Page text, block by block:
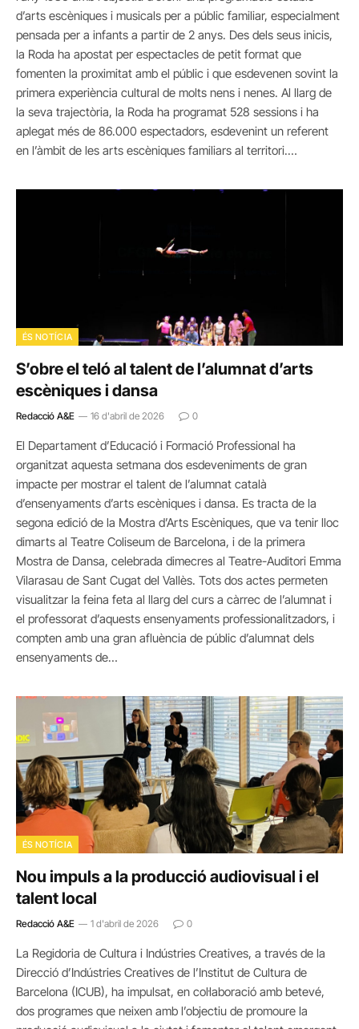
d’arts escèniques i musicals per a públic familiar, especialment
pensada per a infants a partir de 2 anys. Des dels seus inicis,
la Roda ha apostat per espectacles de petit format que
fomenten la proximitat amb el públic i que esdevenen sovint la
primera experiència cultural de molts nens i nenes. Al llarg de
la seva trajectòria, la Roda ha programat 528 sessions i ha
aplegat més de 86.000 espectadors, esdevenint un referent
en l’àmbit de les arts escèniques familiars al territori.…
ÉS NOTÍCIA
S’obre el teló al talent de l’alumnat d’arts
escèniques i dansa
Redacció A&E 16 d'abril de 2026 0
El Departament d’Educació i Formació Professional ha
organitzat aquesta setmana dos esdeveniments de gran
impacte per mostrar el talent de l’alumnat català
d’ensenyaments d’arts escèniques i dansa. Es tracta de la
segona edició de la Mostra d’Arts Escèniques, que va tenir lloc
dimarts al Teatre Coliseum de Barcelona, i de la primera
Mostra de Dansa, celebrada dimecres al Teatre-Auditori Emma
Vilarasau de Sant Cugat del Vallès. Tots dos actes permeten
visualitzar la feina feta al llarg del curs a càrrec de l’alumnat i
el professorat d’aquests ensenyaments professionalitzadors, i
compten amb una gran afluència de públic d’alumnat dels
ensenyaments de…
ÉS NOTÍCIA
Nou impuls a la producció audiovisual i el
talent local
Redacció A&E 1 d'abril de 2026 0
La Regidoria de Cultura i Indústries Creatives, a través de la
Direcció d’Indústries Creatives de l’Institut de Cultura de
Barcelona (ICUB), ha impulsat, en col·laboració amb betevé,
dos programes que neixen amb l’objectiu de promoure la